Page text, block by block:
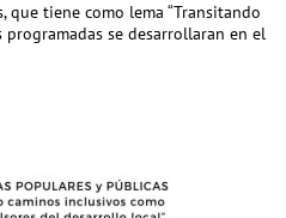
que tiene como lema “Transitando
se desarrollaran en el